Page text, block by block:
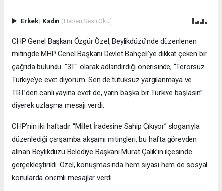
Erkek| Kadın (Haberi Sesli Oku)
CHP Genel Başkanı Özgür Özel, Beylikdüzü’nde düzenlenen
mitingde MHP Genel Başkanı Devlet Bahçeli’ye dikkat çeken bir
çağrıda bulundu. "3T" olarak adlandırdığı önerisinde, “Terörsüz
Türkiye’ye evet diyorum. Sen de tutuksuz yargılanmaya ve
TRT’den canlı yayına evet de, yarın başka bir Türkiye başlasın”
diyerek uzlaşma mesajı verdi.
CHP’nin iki haftadır “Millet İradesine Sahip Çıkıyor” sloganıyla
düzenlediği çarşamba akşamı mitingleri, bu hafta görevden
alınan Beylikdüzü Belediye Başkanı Murat Çalık’ın ilçesinde
gerçekleştirildi. Özel, konuşmasında hem siyasi hem de sosyal
konularda önemli mesajlar verdi.